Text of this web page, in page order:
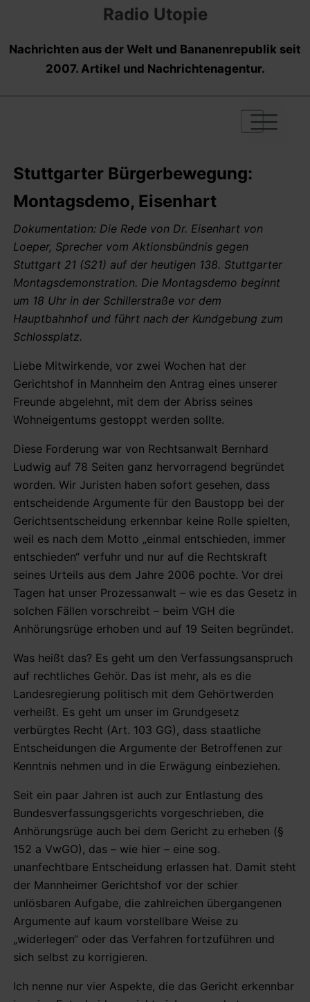
Radio Utopie
Nachrichten aus der Welt und Bananenrepublik seit
2007. Artikel und Nachrichtenagentur.
|
|
|
Stuttgarter Bürgerbewegung:
Montagsdemo, Eisenhart
Dokumentation: Die Rede von Dr. Eisenhart von
Loeper, Sprecher vom Aktionsbündnis gegen
Stuttgart 21 (S21) auf der heutigen 138. Stuttgarter
Montagsdemonstration. Die Montagsdemo beginnt
um 18 Uhr in der Schillerstraße vor dem
Hauptbahnhof und führt nach der Kundgebung zum
Schlossplatz.
Liebe Mitwirkende, vor zwei Wochen hat der
Gerichtshof in Mannheim den Antrag eines unserer
Freunde abgelehnt, mit dem der Abriss seines
Wohneigentums gestoppt werden sollte.
Diese Forderung war von Rechtsanwalt Bernhard
Ludwig auf 78 Seiten ganz hervorragend begründet
worden. Wir Juristen haben sofort gesehen, dass
entscheidende Argumente für den Baustopp bei der
Gerichtsentscheidung erkennbar keine Rolle spielten,
weil es nach dem Motto „einmal entschieden, immer
entschieden“ verfuhr und nur auf die Rechtskraft
seines Urteils aus dem Jahre 2006 pochte. Vor drei
Tagen hat unser Prozessanwalt – wie es das Gesetz in
solchen Fällen vorschreibt – beim VGH die
Anhörungsrüge erhoben und auf 19 Seiten begründet.
Was heißt das? Es geht um den Verfassungsanspruch
auf rechtliches Gehör. Das ist mehr, als es die
Landesregierung politisch mit dem Gehörtwerden
verheißt. Es geht um unser im Grundgesetz
verbürgtes Recht (Art. 103 GG), dass staatliche
Entscheidungen die Argumente der Betroffenen zur
Kenntnis nehmen und in die Erwägung einbeziehen.
Seit ein paar Jahren ist auch zur Entlastung des
Bundesverfassungsgerichts vorgeschrieben, die
Anhörungsrüge auch bei dem Gericht zu erheben (§
152 a VwGO), das – wie hier – eine sog.
unanfechtbare Entscheidung erlassen hat. Damit steht
der Mannheimer Gerichtshof vor der schier
unlösbaren Aufgabe, die zahlreichen übergangenen
Argumente auf kaum vorstellbare Weise zu
„widerlegen“ oder das Verfahren fortzuführen und
sich selbst zu korrigieren.
Ich nenne nur vier Aspekte, die das Gericht erkennbar